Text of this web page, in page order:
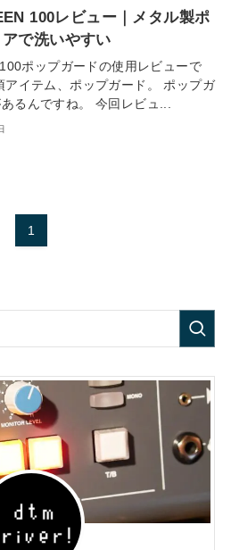
100レビュー｜メタル製ポ
で洗いやすい
ポップガードの使用レビューで
イテム、ポップガード。 ポップガ
るんですね。 今回レビュ...
1